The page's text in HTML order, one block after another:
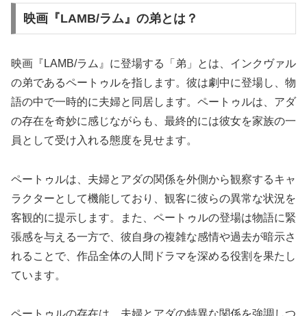
映画『LAMB/ラム』の弟とは？
映画『LAMB/ラム』に登場する「弟」とは、インクヴァル
の弟であるペートゥルを指します。彼は劇中に登場し、物
語の中で一時的に夫婦と同居します。ペートゥルは、アダ
の存在を奇妙に感じながらも、最終的には彼女を家族の一
員として受け入れる態度を見せます。
ペートゥルは、夫婦とアダの関係を外側から観察するキャ
ラクターとして機能しており、観客に彼らの異常な状況を
客観的に提示します。また、ペートゥルの登場は物語に緊
張感を与える一方で、彼自身の複雑な感情や過去が暗示さ
れることで、作品全体の人間ドラマを深める役割を果たし
ています。